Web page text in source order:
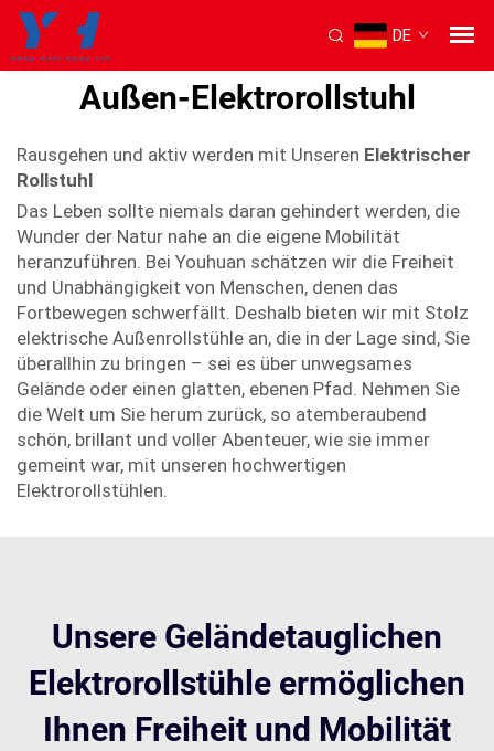
Elektrorollstuhl
Das Leben sollte niemals&amp...">
DE
Außen-Elektrorollstuhl
Rausgehen und aktiv werden mit Unseren Elektrischer
Rollstuhl
Das Leben sollte niemals daran gehindert werden, die
Wunder der Natur nahe an die eigene Mobilität
heranzuführen. Bei Youhuan schätzen wir die Freiheit
und Unabhängigkeit von Menschen, denen das
Fortbewegen schwerfällt. Deshalb bieten wir mit Stolz
elektrische Außenrollstühle an, die in der Lage sind, Sie
überallhin zu bringen – sei es über unwegsames
Gelände oder einen glatten, ebenen Pfad. Nehmen Sie
die Welt um Sie herum zurück, so atemberaubend
schön, brillant und voller Abenteuer, wie sie immer
gemeint war, mit unseren hochwertigen
Elektrorollstühlen.
Unsere Geländetauglichen
Elektrorollstühle ermöglichen
Ihnen Freiheit und Mobilität